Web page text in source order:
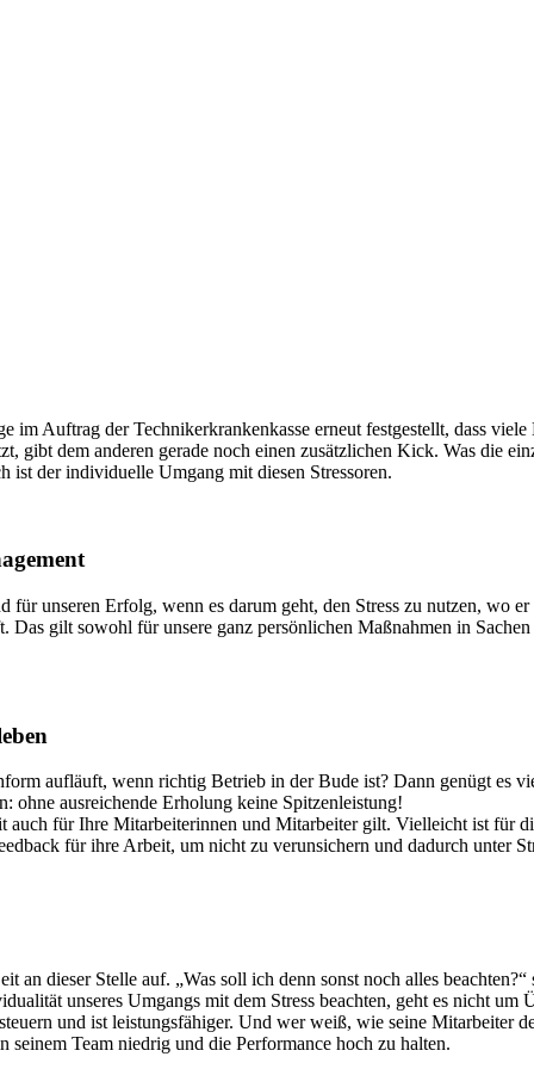
im Auftrag der Technikerkrankenkasse erneut festgestellt, dass
gibt dem anderen gerade noch einen zusätzlichen Kick. Was die
ist der individuelle Umgang mit diesen Stressoren.
für unseren Erfolg, wenn es darum geht, den Stress zu nutzen, wo
gilt sowohl für unsere ganz persönlichen Maßnahmen in
aufläuft, wenn richtig Betrieb in der Bude ist? Dann genügt es
ausreichende Erholung keine Spitzenleistung!
auch für Ihre Mitarbeiterinnen und Mitarbeiter gilt. Vielleicht ist für
für ihre Arbeit, um nicht zu verunsichern und dadurch unter
dieser Stelle auf. „Was soll ich denn sonst noch alles
unseres Umgangs mit dem Stress beachten, geht es nicht um
und ist leistungsfähiger. Und wer weiß, wie seine Mitarbeiter
Team niedrig und die Performance hoch zu halten.